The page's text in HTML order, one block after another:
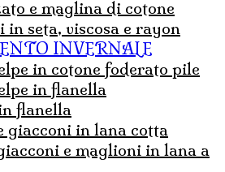
e maglina di cotone
in seta, viscosa e rayon
INVERNALE
in cotone foderato pile
in flanella
in flanella
e giacconi in lana cotta